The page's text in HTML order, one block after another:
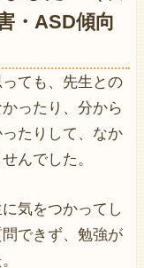
・ASD傾向
ても、先生との
ったり、分から
たりして、なか
んでした。
気をつかってし
できず、勉強が